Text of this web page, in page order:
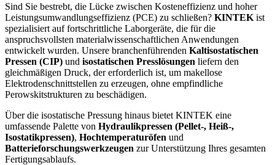
Sind Sie bestrebt, die Lücke zwischen Kosteneffizienz und hoher
Leistungsumwandlungseffizienz (PCE) zu schließen? KINTEK ist
spezialisiert auf fortschrittliche Laborgeräte, die für die
anspruchsvollsten materialwissenschaftlichen Anwendungen
entwickelt wurden. Unsere branchenführenden Kaltisostatischen
Pressen (CIP) und isostatischen Presslösungen liefern den
gleichmäßigen Druck, der erforderlich ist, um makellose
Elektrodenschnittstellen zu erzeugen, ohne empfindliche
Perowskitstrukturen zu beschädigen.
Über die isostatische Pressung hinaus bietet KINTEK eine
umfassende Palette von Hydraulikpressen (Pellet-, Heiß-,
Isostatikpressen), Hochtemperaturöfen und
Batterieforschungswerkzeugen zur Unterstützung Ihres gesamten
Fertigungsablaufs.